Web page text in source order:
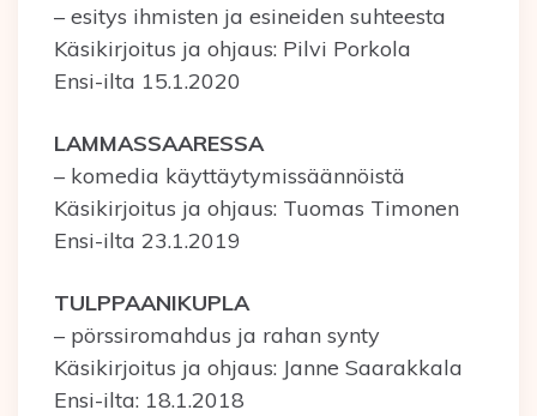
– esitys ihmisten ja esineiden suhteesta
Käsikirjoitus ja ohjaus: Pilvi Porkola
Ensi-ilta 15.1.2020
LAMMASSAARESSA
– komedia käyttäytymissäännöistä
Käsikirjoitus ja ohjaus: Tuomas Timonen
Ensi-ilta 23.1.2019
TULPPAANIKUPLA
– pörssiromahdus ja rahan synty
Käsikirjoitus ja ohjaus: Janne Saarakkala
Ensi-ilta: 18.1.2018